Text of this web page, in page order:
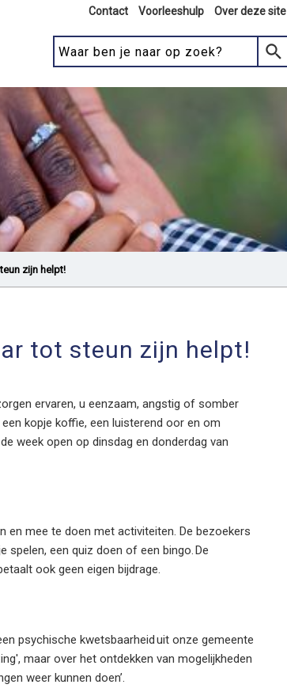
Contact Voorleeshulp Over deze site
zijn helpt!
tot steun zijn helpt!
ervaren, u eenzaam, angstig of somber
kopje koffie, een luisterend oor en om
week open op dinsdag en donderdag van
en mee te doen met activiteiten. De bezoekers
een quiz doen of een bingo. De
ook geen eigen bijdrage.
psychische kwetsbaarheid uit onze gemeente
maar over het ontdekken van mogelijkheden
weer kunnen doen’.